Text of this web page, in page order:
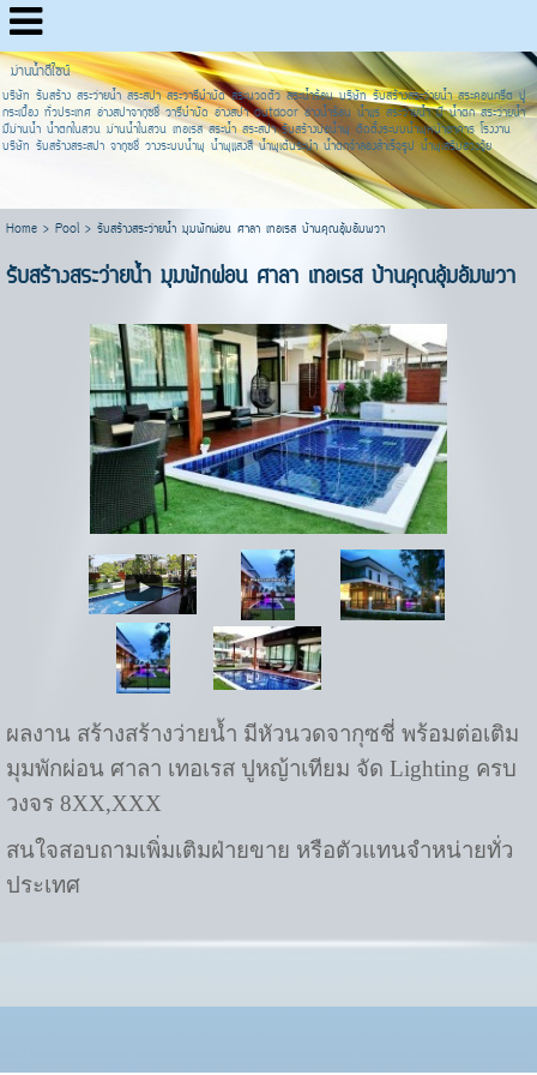
ม่านน้ำดีไซน์
บริษัท รับสร้าง สระว่ายน้ำ สระสปา สระวารีบำบัด สระนวดตัว สระน้ำร้อน บริษัท รับสร้างสระว่ายน้ำ สระคอนกรีต ปู
กระเบื้อง ทั่วประเทศ อ่างสปาจากุซชี่ วารีบำบัด อ่างสปา outdoor อ่างน้ำร้อน น้ำแร่ สระว่ายน้ำ มี น้ำตก สระว่ายน้ำ
มีม่านน้ำ น้ำตกในสวน ม่านน้ำในสวน เทอเรส สระน้ำ สระสปา รับสร้างบ่อน้ำพุ ติดตั้งระบบน้ำพุหน้าอาคาร โรงงาน
บริษัท รับสร้างสระสปา จากุซชี่ วางระบบน้ำพุ น้ำพุแสงสี น้ำพุเต้นระบำ น้ำตกจำลองสำเร็จรูป น้ำพุเสริมฮวงจุ้ย
Home> Pool> รับสร้างสระว่ายน้ำ มุมพักผ่อน ศาลา เทอเรส บ้านคุณอุ้มอัมพวา
รับสร้างสระว่ายน้ำ มุมพักผ่อน ศาลา เทอเรส บ้านคุณอุ้มอัมพวา
ผลงาน สร้างสร้างว่ายน้ำ มีหัวนวดจากุซชี่ พร้อมต่อเติม
มุมพักผ่อน ศาลา เทอเรส ปูหญ้าเทียม จัด Lighting ครบ
วงจร 8XX,XXX
สนใจสอบถามเพิ่มเติมฝ่ายขาย หรือตัวแทนจำหน่ายทั่ว
ประเทศ